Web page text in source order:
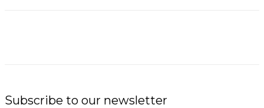
Subscribe to our newsletter